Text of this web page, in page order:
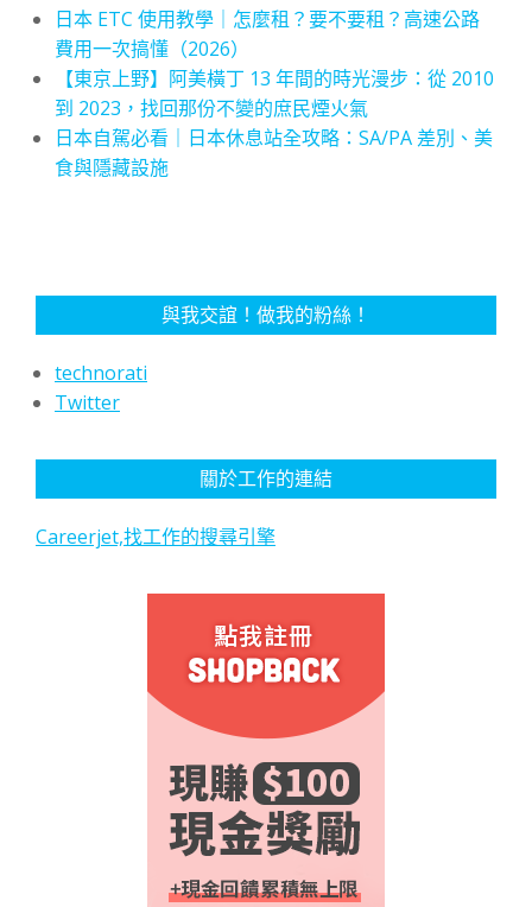
日本 ETC 使用教學｜怎麼租？要不要租？高速公路
費用一次搞懂（2026）
【東京上野】阿美橫丁 13 年間的時光漫步：從 2010
到 2023，找回那份不變的庶民煙火氣
日本自駕必看｜日本休息站全攻略：SA/PA 差別、美
食與隱藏設施
與我交誼！做我的粉絲！
technorati
Twitter
關於工作的連結
Careerjet,找工作的搜尋引擎